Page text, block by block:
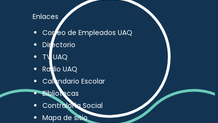
Enlaces
Correo de Empleados UAQ
Directorio
TV UAQ
Radio UAQ
Calendario Escolar
Bibliotecas
Contraloría Social
Mapa de sitio